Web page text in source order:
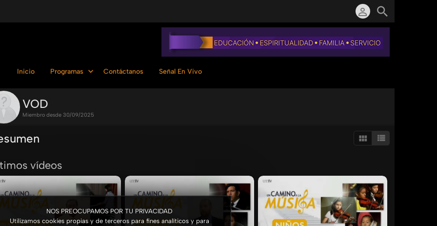
NOS PREOCUPAMOS POR TU PRIVACIDAD
Utilizamos cookies propias y de terceros para fines analíticos y para
Inicio Programas Contáctanos Señal En Vivo
VOD
Miembro desde 30/09/2025
vídeos